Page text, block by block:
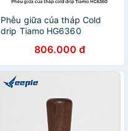
Phễu giữa của tháp Cold
drip Tiamo HG6360
806.000 đ